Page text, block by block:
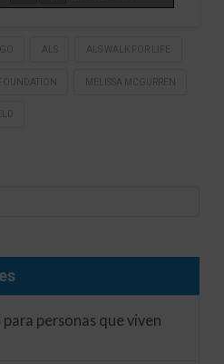
ALS ALS WALK FOR LIFE
MELISSA MCGURREN
personas que viven